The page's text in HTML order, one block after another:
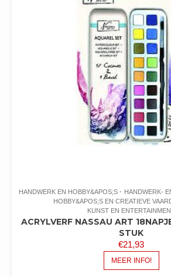
HANDWERK EN HOBBY&APOS;S
HANDWERK-
HOBBY&APOS;S EN CREATIEVE
KUNST EN
ACRYLVERF NASSAU ART
STUK
€21,93
MEER INFO!